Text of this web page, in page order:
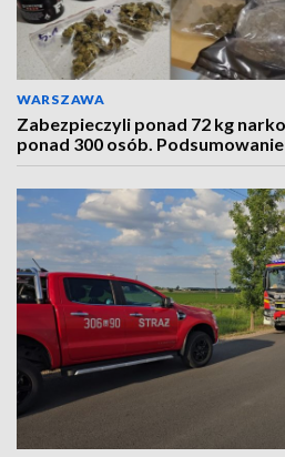
WARSZAWA
Zabezpieczyli ponad 72 kg
ponad 300 osób.